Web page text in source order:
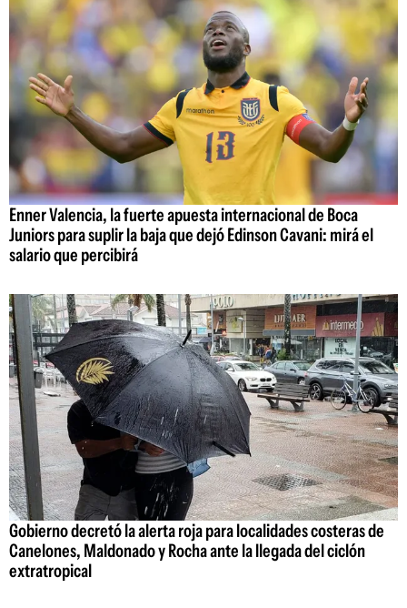
Enner Valencia, la fuerte apuesta internacional de Boca
Juniors para suplir la baja que dejó Edinson Cavani: mirá el
salario que percibirá
Gobierno decretó la alerta roja para localidades costeras de
Canelones, Maldonado y Rocha ante la llegada del ciclón
extratropical